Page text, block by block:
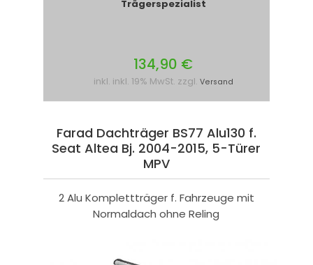
Trägerspezialist
134,90 €
inkl. inkl. 19% MwSt. zzgl. Versand
Farad Dachträger BS77 Alu130 f.
Seat Altea Bj. 2004-2015, 5-Türer
MPV
2 Alu Komplettträger f. Fahrzeuge mit
Normaldach ohne Reling